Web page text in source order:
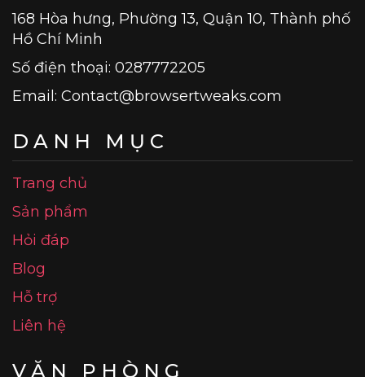
168 Hòa hưng, Phường 13, Quận 10, Thành phố
Hồ Chí Minh
Số điện thoại: 0287772205
Email: Contact@browsertweaks.com
DANH MỤC
Trang chủ
Sản phẩm
Hỏi đáp
Blog
Hỗ trợ
Liên hệ
VĂN PHÒNG